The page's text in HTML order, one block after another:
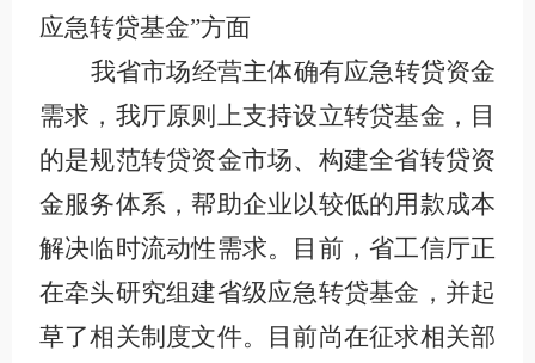
应急转贷基金”方面
我省市场经营主体确有应急转贷资金
需求，我厅原则上支持设立转贷基金，目
的是规范转贷资金市场、构建全省转贷资
金服务体系，帮助企业以较低的用款成本
解决临时流动性需求。目前，省工信厅正
在牵头研究组建省级应急转贷基金，并起
草了相关制度文件。目前尚在征求相关部